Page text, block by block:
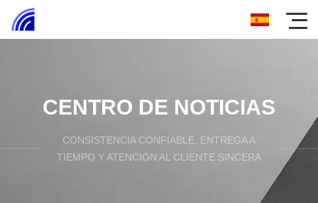
CENTRO DE NOTICIAS
CONSISTENCIA CONFIABLE, ENTREGA A
TIEMPO Y ATENCIÓN AL CLIENTE SINCERA